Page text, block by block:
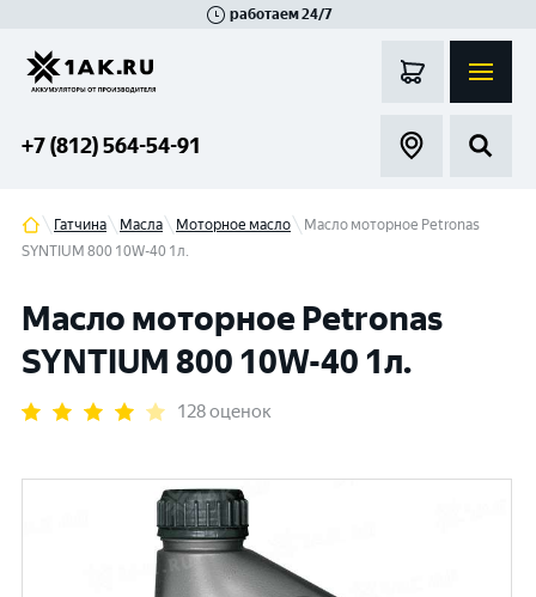
работаем 24/7
+7 (812) 564-54-91
Гатчина Масла Моторное масло
Масло моторное Petronas
SYNTIUM 800 10W-40 1л.
Масло моторное Petronas
SYNTIUM 800 10W-40 1л.
128 оценок
Гатчина